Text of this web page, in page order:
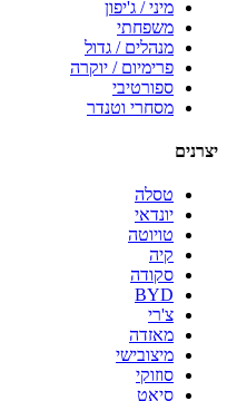
מיני / ג'יפון
משפחתי
מנהלים / גדול
פרימיום / יוקרה
ספורטיבי
מסחרי וטנדר
יצרנים
טסלה
יונדאי
טויוטה
קיה
סקודה
BYD
צ'רי
מאזדה
מיצובישי
סוזוקי
סיאט